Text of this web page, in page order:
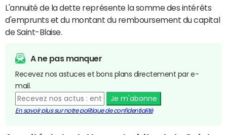
L'annuité de la dette représente la somme des intérêts
d'emprunts et du montant du remboursement du capital
de Saint-Blaise.
A ne pas manquer
Recevez nos astuces et bons plans directement par e-
mail.
Je m'abonne
En savoir plus sur notre politique de confidentialité